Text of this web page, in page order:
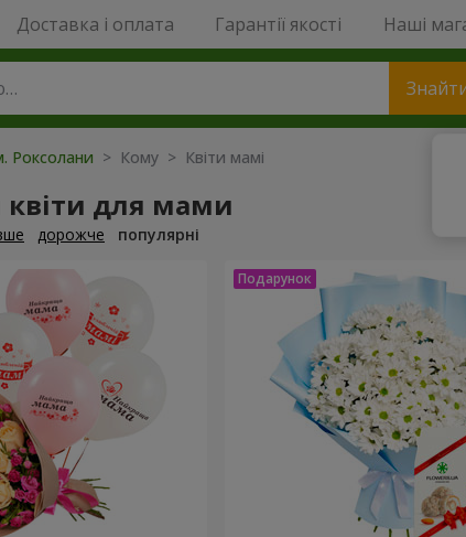
Доставка і оплата Гарантії якості Наші
Роксолани > Кому > Квіти мамі
для мами
дорожче популярні